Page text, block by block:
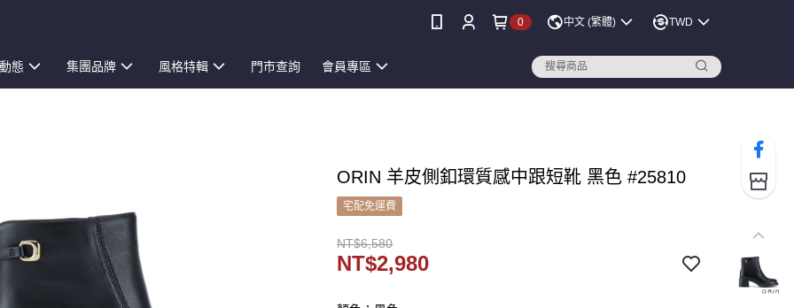
0 中文 (繁體) TWD
態 集團品牌 風格特輯 門市查詢 會員專區
ORIN 羊皮側釦環質感中跟短靴 黑色 #25810
宅配免運費
NT$6,580
NT$2,980